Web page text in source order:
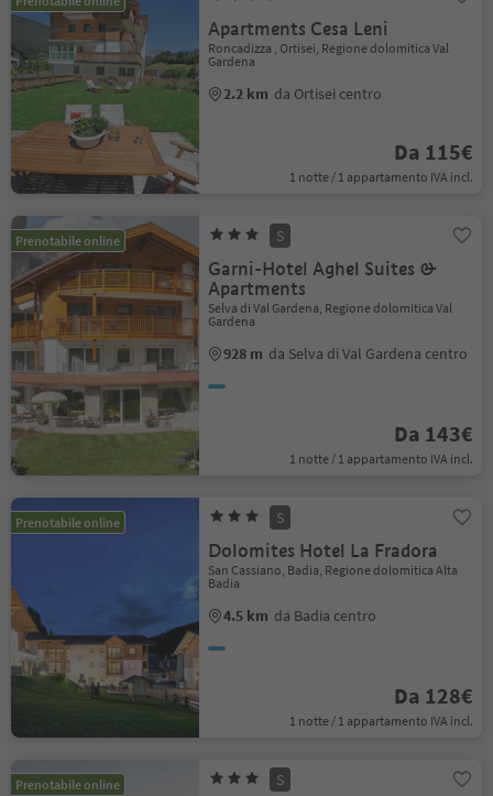
Apartments Cesa Leni
Roncadizza , Ortisei, Regione dolomitica Val
Gardena
2.2 km da Ortisei centro
Da 115€
1 notte / 1 appartamento IVA incl.
Prenotabile online S
Garni-Hotel Aghel Suites &
Apartments
Selva di Val Gardena, Regione dolomitica Val
Gardena
928 m da Selva di Val Gardena centro
Da 143€
1 notte / 1 appartamento IVA incl.
Prenotabile online S
Dolomites Hotel La Fradora
San Cassiano, Badia, Regione dolomitica Alta
Badia
4.5 km da Badia centro
Da 128€
1 notte / 1 appartamento IVA incl.
Prenotabile online S